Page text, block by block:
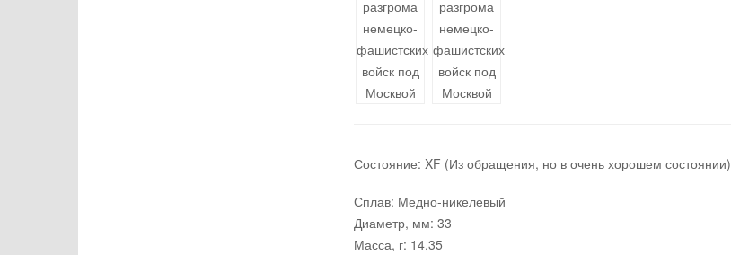
Состояние: XF (Из обращения, но в очень хорошем состоянии)
Сплав: Медно-никелевый
Диаметр, мм: 33
Масса, г: 14,35